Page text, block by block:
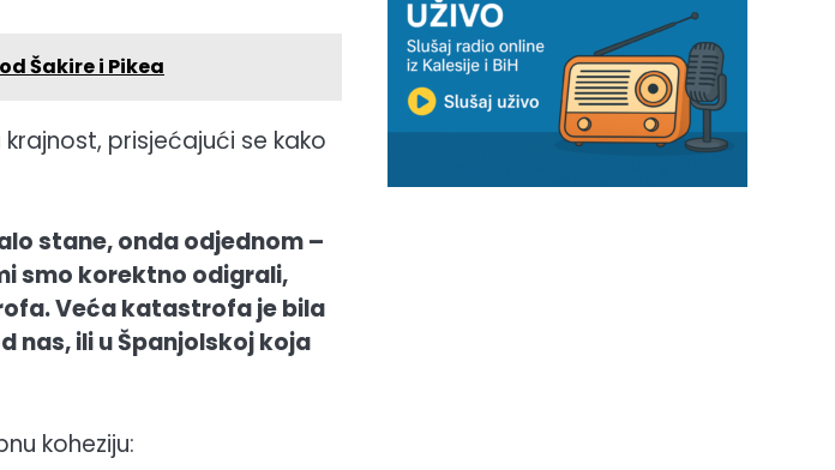
Šakire i Pikea
prisjećajući se kako
stane, onda odjednom –
smo korektno odigrali,
Veća katastrofa je bila
nas, ili u Španjolskoj koja
koheziju: